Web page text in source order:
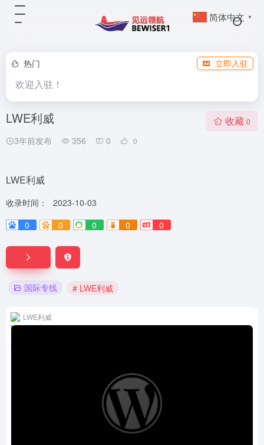
热门 立即入驻
欢迎入驻！
LWE利威
3年前发布 356 0 0
收藏 0
LWE利威
收录时间：
2023-10-03
0
0 0 0 0
国际专线 # LWE利威
LWE利威
简体中文 ▼